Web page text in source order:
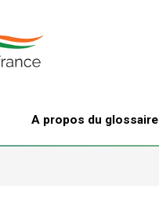
A propos du glossaire